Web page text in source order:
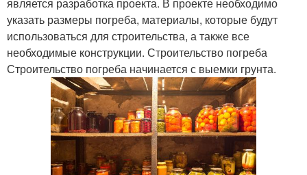
указать размеры погреба, материалы, которые будут
использоваться для строительства, а также все
необходимые конструкции. Строительство погреба
Строительство погреба начинается с выемки грунта.